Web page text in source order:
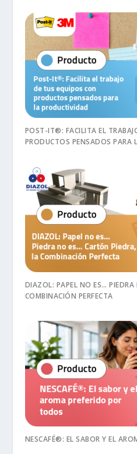
POST-IT®: FACILITA EL
PRODUCTOS PENSADOS PARA
DIAZOL: PAPEL NO ES…
COMBINACIÓN PERFECTA
NESCAFÉ®: EL SABOR Y EL